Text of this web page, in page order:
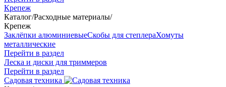
Крепеж
Каталог/Расходные материалы/
Крепеж
Заклёпки алюминиевыеСкобы для степлераХомуты
металлические
Перейти в раздел
Леска и диски для триммеров
Перейти в раздел
Садовая техника